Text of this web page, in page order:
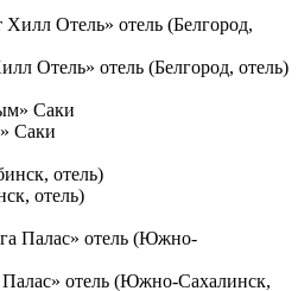
Отель» отель (Белгород, отель)
Саки
отель)
Палас» отель (Южно-Сахалинск,